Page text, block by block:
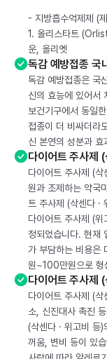
- 지방흡수억제제 (
1. 올리스타트
운, 올리엣
독감 예방접종 국
독감 예방접종은 국
신의 효능에 있어서
보건기구에서 동일
접종이 더 비싸더라
신 본연의 성분과 효
다이어트 주사제
다이어트 주사제 (삭
원과 조제하는 약국
트 주사제 (삭센다 ·
다이어트 주사제 (
정되었습니다. 현재
가 부담하는 비용은
원~100만원으로 형
다이어트 주사제
다이어트 주사제 (
소, 신진대사 촉진
(삭센다 · 위고비 등
꺼움, 변비 등이 있